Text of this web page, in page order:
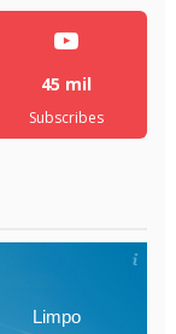
45 mil
Subscribes
Limpo